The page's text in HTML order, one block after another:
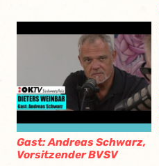
Gast: Andreas Schwarz,
Vorsitzender BVSV